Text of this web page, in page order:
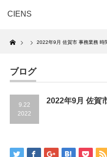
CIENS
Home
2022年9月 佐賀市 事務業務 時
ブログ
9.22
2022
2022年9月 佐賀